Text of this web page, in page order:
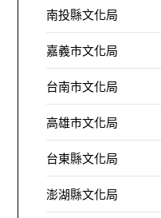
南投縣文化局
嘉義市文化局
台南市文化局
高雄市文化局
台東縣文化局
澎湖縣文化局